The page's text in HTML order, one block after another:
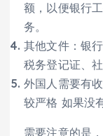
额，以便银行
务。
其他文件：银
税务登记证、
外国人需要有
较严格 如果没
需要注意的是